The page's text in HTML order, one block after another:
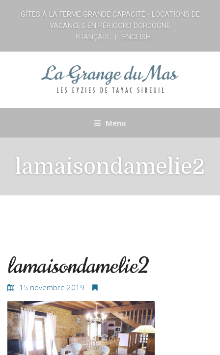
GÎTES À LA FERME GRANDE CAPACITÉ - LOCATIONS DE
VACANCES EN PÉRIGORD DORDOGNE
FRANÇAIS
ENGLISH
Menu
lamaisondamelie2
lamaisondamelie2
15 novembre 2019